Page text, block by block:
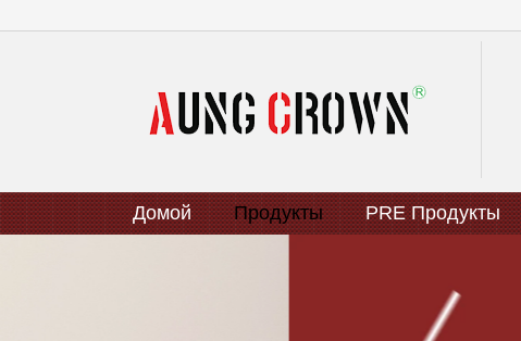
Домой Продукты PRE Продукты